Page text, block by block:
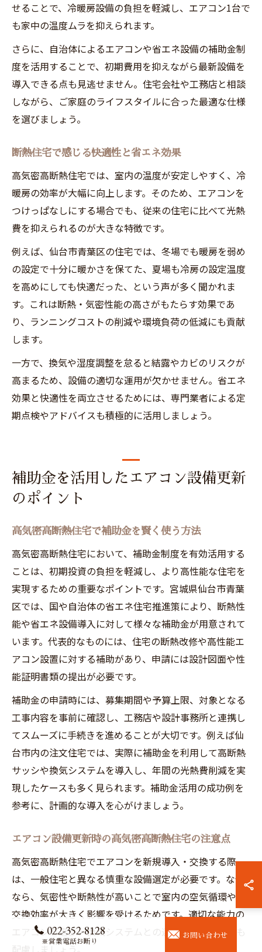
せることで、冷暖房設備の負担を軽減し、エアコン1台で
も家中の温度ムラを抑えられます。
さらに、自治体によるエアコンや省エネ設備の補助金制
度を活用することで、初期費用を抑えながら最新設備を
導入できる点も見逃せません。住宅会社や工務店と相談
しながら、ご家庭のライフスタイルに合った最適な仕様
を選びましょう。
断熱住宅で感じる快適性と省エネ効果
高気密高断熱住宅では、室内の温度が安定しやすく、冷
暖房の効率が大幅に向上します。そのため、エアコンを
つけっぱなしにする場合でも、従来の住宅に比べて光熱
費を抑えられるのが大きな特徴です。
例えば、仙台市青葉区の住宅では、冬場でも暖房を弱め
の設定で十分に暖かさを保てた、夏場も冷房の設定温度
を高めにしても快適だった、という声が多く聞かれま
す。これは断熱・気密性能の高さがもたらす効果であ
り、ランニングコストの削減や環境負荷の低減にも貢献
します。
一方で、換気や湿度調整を怠ると結露やカビのリスクが
高まるため、設備の適切な運用が欠かせません。省エネ
効果と快適性を両立させるためには、専門業者による定
期点検やアドバイスも積極的に活用しましょう。
補助金を活用したエアコン設備更新
のポイント
高気密高断熱住宅で補助金を賢く使う方法
高気密高断熱住宅において、補助金制度を有効活用する
ことは、初期投資の負担を軽減し、より高性能な住宅を
実現するための重要なポイントです。宮城県仙台市青葉
区では、国や自治体の省エネ住宅推進策により、断熱性
能や省エネ設備導入に対して様々な補助金が用意されて
います。代表的なものには、住宅の断熱改修や高性能エ
アコン設置に対する補助があり、申請には設計図面や性
能証明書類の提出が必要です。
補助金の申請時には、募集期間や予算上限、対象となる
工事内容を事前に確認し、工務店や設計事務所と連携し
てスムーズに手続きを進めることが大切です。例えば仙
台市内の注文住宅では、実際に補助金を利用して高断熱
サッシや換気システムを導入し、年間の光熱費削減を実
現したケースも多く見られます。補助金活用の成功例を
参考に、計画的な導入を心がけましょう。
エアコン設備更新時の高気密高断熱住宅の注意点
高気密高断熱住宅でエアコンを新規導入・交換する際
は、一般住宅と異なる慎重な設備選定が必要です。なぜ
なら、気密性や断熱性が高いことで室内の空気循環や熱
交換効率が大きく影響を受けるためです。適切な能力の
エアコンを選び、換気システムとの連動や気流設計にも
022-352-8128
※営業電話お断り
お問い合わせ